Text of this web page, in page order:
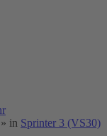
» in Sprinter 3 (VS30)